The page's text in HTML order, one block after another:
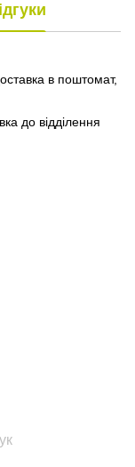
в поштомат,
до відділення